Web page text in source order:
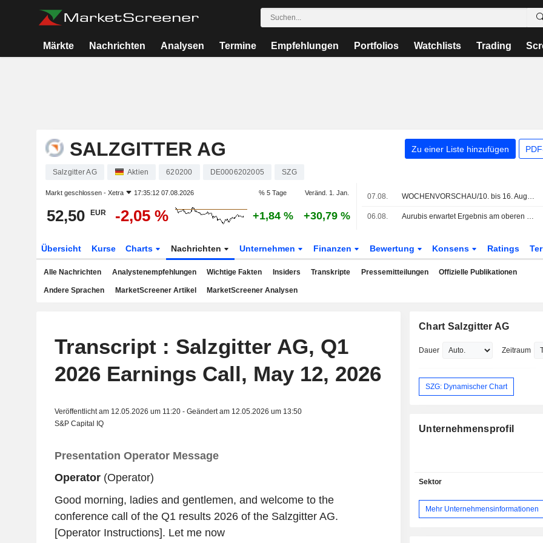
Märkte Nachrichten Analysen Termine Empfehlungen Portfolios Watchlists Trading
SALZGITTER AG Zu einer Liste hinzufügen
Salzgitter AG Aktien 620200 DE0006202005 SZG
Markt geschlossen - Xetra 17:35:12 07.08.2026 % 5 Tage Veränd. 1. Jan.
52,50 EUR -2,05 % +1,84 % +30,79 %
07.08. WOCHENVORSCHAU/10. bis 16. August 2026 (33. KW)
06.08. Aurubis erwartet Ergebnis am oberen Ende der Prognosespanne - Enttäuschung über ausbleibende Anhebung
Übersicht Kurse Charts Nachrichten Unternehmen Finanzen Bewertung Konsens Ratings
Alle Nachrichten Analystenempfehlungen Wichtige Fakten Insiders Transkripte Pressemitteilungen Offizielle Publikationen
Andere Sprachen MarketScreener Artikel MarketScreener Analysen
Transcript : Salzgitter AG, Q1
2026 Earnings Call, May 12, 2026
Veröffentlicht am 12.05.2026 um 11:20 - Geändert am 12.05.2026 um 13:50
S&P Capital IQ
Presentation Operator Message
Operator(Operator)
Good morning, ladies and gentlemen, and welcome to the
conference call of the Q1 results 2026 of the Salzgitter AG.
[Operator Instructions]. Let me now
Chart Salzgitter AG
Dauer Zeitraum
SZG: Dynamischer Chart
Unternehmensprofil
Sektor
Mehr Unternehmensinformationen